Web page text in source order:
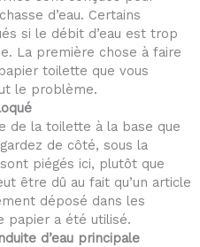
d’eau. Certains
si le débit d’eau est trop
La première chose à faire
toilette que vous
le problème.
de la toilette à la base que
de côté, sous la
piégés ici, plutôt que
être dû au fait qu’un article
déposé dans les
papier a été utilisé.
d’eau principale